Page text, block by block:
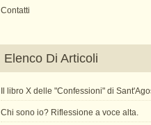
Contatti
Elenco Di Articoli
Il libro X delle "Confessioni" di
Chi sono io? Riflessione a voce alta.